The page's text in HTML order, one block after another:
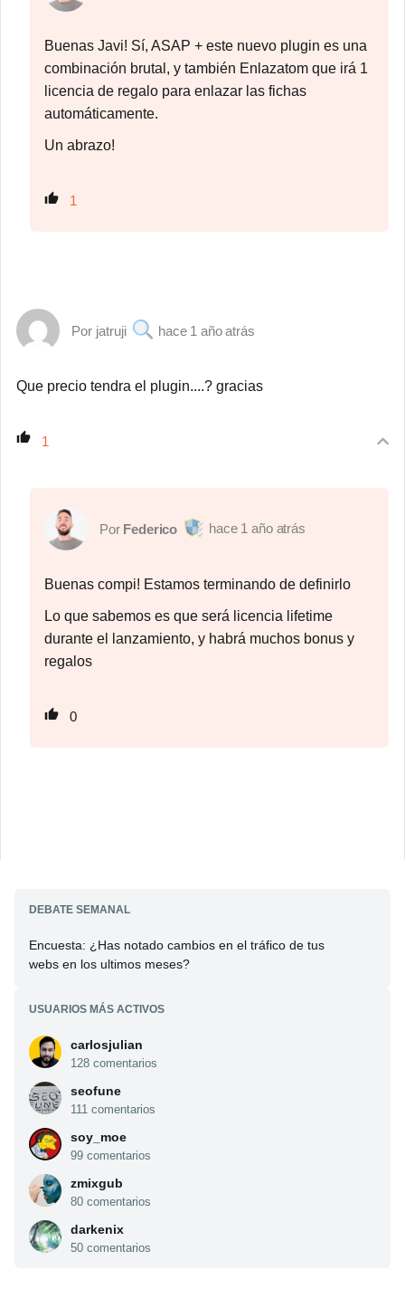
Buenas Javi! Sí, ASAP + este nuevo plugin es una
combinación brutal, y también Enlazatom que irá 1
licencia de regalo para enlazar las fichas
automáticamente.
Un abrazo!
1
jatruji 1 año atrás
Que precio tendra el plugin....? gracias
1
Federico 1 año atrás
Buenas compi! Estamos terminando de definirlo
Lo que sabemos es que será licencia lifetime
durante el lanzamiento, y habrá muchos bonus y
regalos
0
DEBATE SEMANAL
Encuesta: ¿Has notado cambios en el tráfico de tus
webs en los ultimos meses?
USUARIOS MÁS ACTIVOS
carlosjulian
128 comentarios
seofune
111 comentarios
soy_moe
99 comentarios
zmixgub
80 comentarios
darkenix
50 comentarios